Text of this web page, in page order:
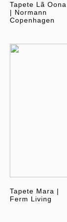
Tapete Lã Oona
| Normann
Copenhagen
Tapete Mara |
Ferm Living